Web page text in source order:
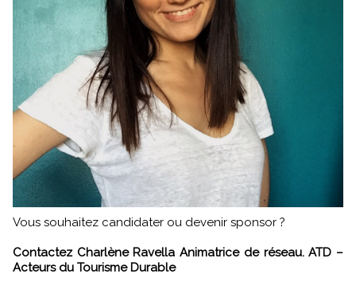
Vous souhaitez candidater ou devenir sponsor ?
Contactez Charlène Ravella Animatrice de réseau. ATD –
Acteurs du Tourisme Durable